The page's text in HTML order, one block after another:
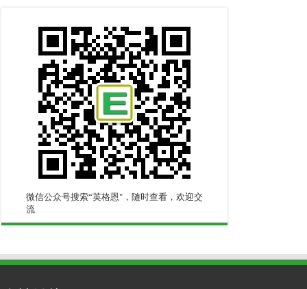
微信公众号搜索“英格恩"，随时查看，欢迎交
流